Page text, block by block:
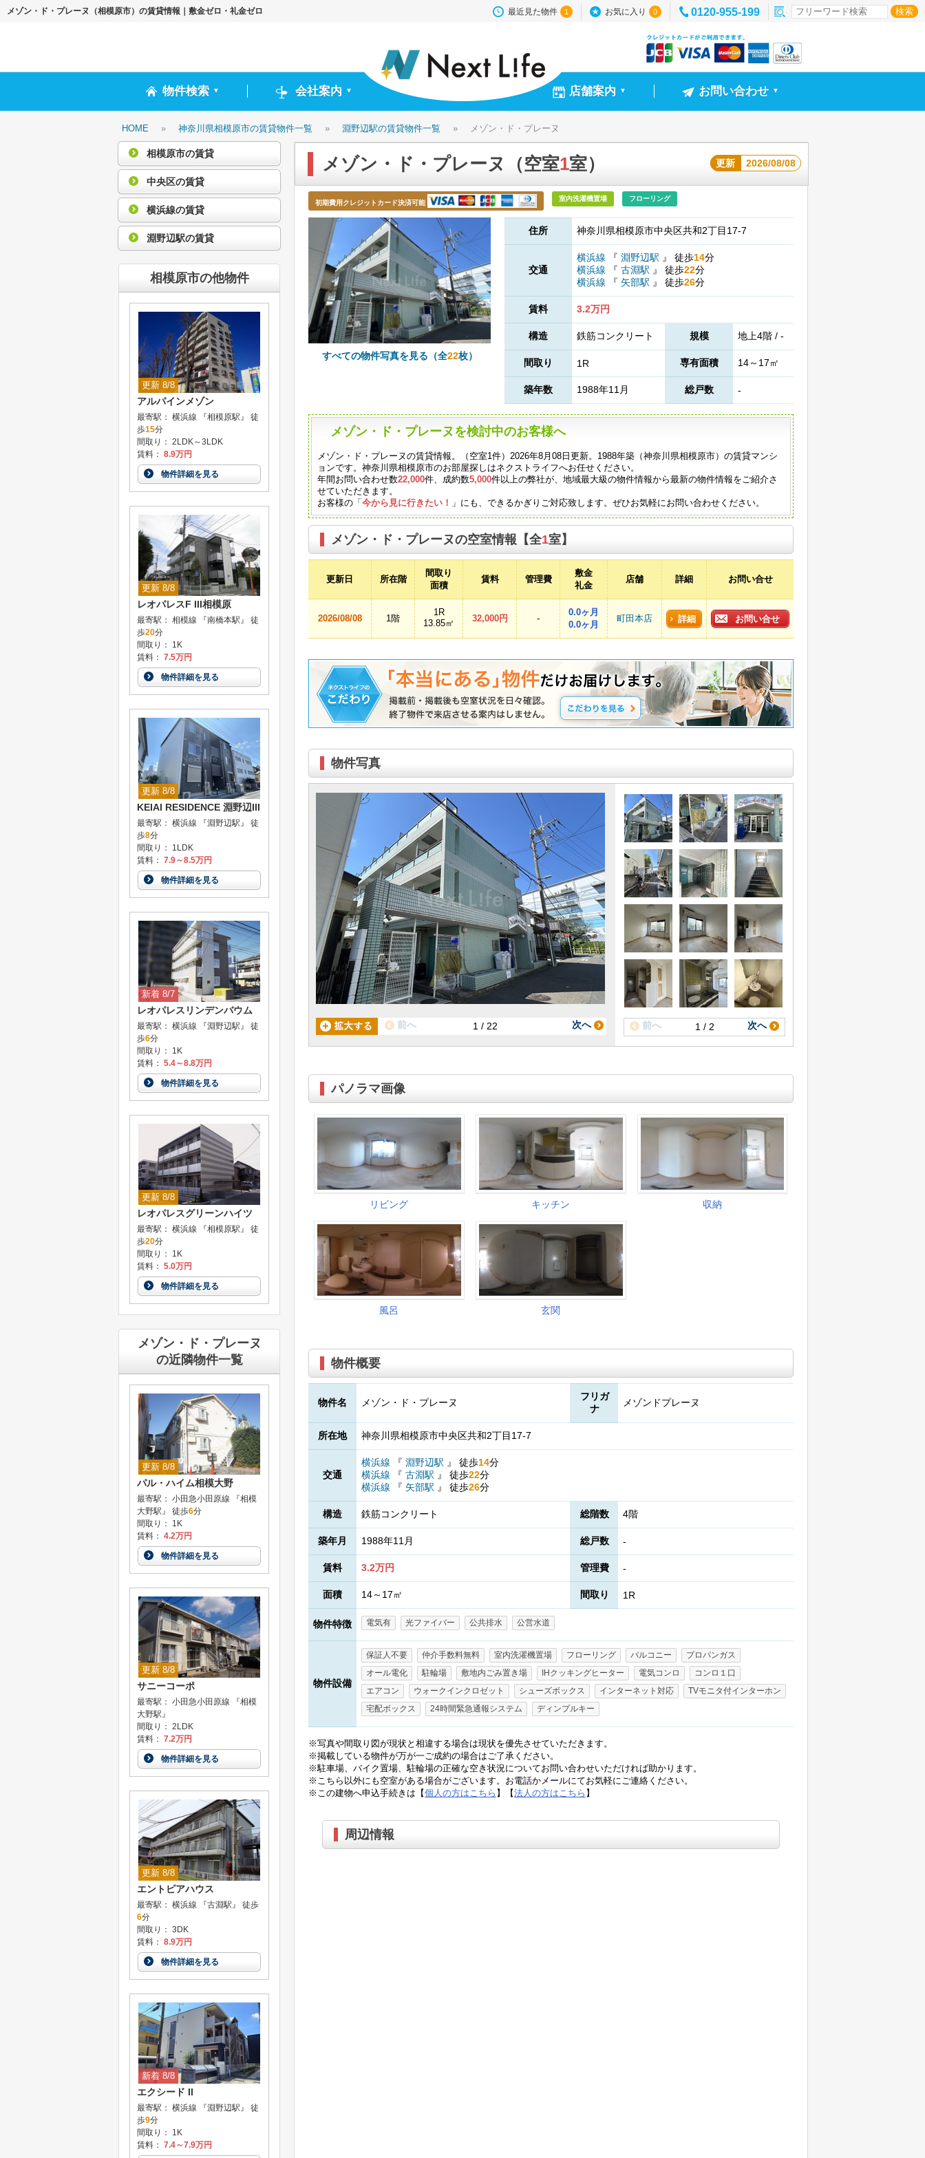
メゾン・ド・プレーヌ（相模原市）の賃貸情報｜敷金ゼロ・礼金ゼロ 最近見た物件 1 お気に入り 0 0120-955-199
物件検索 ▼ 会社案内 ▼ 店舗案内 ▼ お問い合わせ ▼
HOME » 神奈川県相模原市の賃貸物件一覧 » 淵野辺駅の賃貸物件一覧 » メゾン・ド・プレーヌ
メゾン・ド・プレーヌ（空室1室） 更新 2026/08/08
初期費用クレジットカード決済可能
室内洗濯機置場 フローリング
すべての物件写真を見る（全22枚）
住所 神奈川県相模原市中央区共和2丁目17-7
交通
横浜線 『 淵野辺駅 』 徒歩14分
横浜線
『 古淵駅 』 徒歩22分
横浜線
『 矢部駅 』 徒歩26分
賃料 3.2万円
構造 鉄筋コンクリート 規模 地上4階 / -
間取り 1R 専有面積 14～17㎡
築年数 1988年11月 総戸数 -
メゾン・ド・プレーヌを検討中のお客様へ
メゾン・ド・プレーヌの賃貸情報。（空室1件）2026年8月08日更新。1988年築（神奈川県相模原市）の賃貸マンシ
ョンです。神奈川県相模原市のお部屋探しはネクストライフへお任せください。
年間お問い合わせ数22,000件、成約数5,000件以上の弊社が、地域最大級の物件情報から最新の物件情報をご紹介さ
せていただきます。
お客様の「今から見に行きたい！ 」にも、できるかぎりご対応致します。ぜひお気軽にお問い合わせください。
メゾン・ド・プレーヌの空室情報【全1室】
更新日 所在階
間取り
面積
賃料 管理費
敷金
礼金
店舗 詳細 お問い合せ
2026/08/08 1階
1R
13.85㎡
32,000円 -
0.0ヶ月
0.0ヶ月
町田本店 詳細 お問い合せ
物件写真
1 / 22
前へ 次へ 1 / 2
前へ 次へ
パノラマ画像
物件概要
物件名 メゾン・ド・プレーヌ
フリガ
ナ
メゾンドプレーヌ
所在地 神奈川県相模原市中央区共和2丁目17-7
交通
横浜線 『 淵野辺駅 』 徒歩14分
横浜線
『 古淵駅 』 徒歩22分
横浜線
『 矢部駅 』 徒歩26分
構造 鉄筋コンクリート 総階数 4階
築年月 1988年11月 総戸数 -
賃料 3.2万円 管理費 -
面積 14～17㎡ 間取り 1R
物件特徴 電気有 光ファイバー 公共排水 公営水道
物件設備
保証人不要 仲介手数料無料 室内洗濯機置場 フローリング バルコニー
プロパンガス
オール電化
駐輪場 敷地内ごみ置き場 IHクッキングヒーター 電気コンロ
コンロ１口
エアコン
ウォークインクロゼット シューズボックス インターネット対応
TVモニタ付インターホン
宅配ボックス
24時間緊急通報システム ディンプルキー
※写真や間取り図が現状と相違する場合は現状を優先させていただきます。
※掲載している物件が万が一ご成約の場合はご了承ください。
※駐車場、バイク置場、駐輪場の正確な空き状況についてお問い合わせいただければ助かります。
※こちら以外にも空室がある場合がございます。お電話かメールにてお気軽にご連絡ください。
※この建物へ申込手続きは【個人の方はこちら 】【法人の方はこちら 】
周辺情報
相模原市の賃貸
中央区の賃貸
横浜線の賃貸
淵野辺駅の賃貸
相模原市の他物件
更新 8/8
アルパインメゾン
最寄駅： 横浜線 『相模原駅』 徒
歩15分
間取り： 2LDK～3LDK
賃料： 8.9万円
物件詳細を見る
更新 8/8
レオパレスF III相模原
最寄駅： 相模線 『南橋本駅』 徒
歩20分
間取り： 1K
賃料： 7.5万円
物件詳細を見る
更新 8/8
KEIAI RESIDENCE 淵野辺III
最寄駅： 横浜線 『淵野辺駅』 徒
歩8分
間取り： 1LDK
賃料： 7.9～8.5万円
物件詳細を見る
新着 8/7
レオパレスリンデンバウム
最寄駅： 横浜線 『淵野辺駅』 徒
歩6分
間取り： 1K
賃料： 5.4～8.8万円
物件詳細を見る
更新 8/8
レオパレスグリーンハイツ
最寄駅： 横浜線 『相模原駅』 徒
歩20分
間取り： 1K
賃料： 5.0万円
物件詳細を見る
メゾン・ド・プレーヌ
の近隣物件一覧
更新 8/8
パル・ハイム相模大野
最寄駅： 小田急小田原線 『相模
大野駅』 徒歩6分
間取り： 1K
賃料： 4.2万円
物件詳細を見る
更新 8/8
サニーコーポ
最寄駅： 小田急小田原線 『相模
大野駅』
間取り： 2LDK
賃料： 7.2万円
物件詳細を見る
更新 8/8
エントピアハウス
最寄駅： 横浜線 『古淵駅』 徒歩
6分
間取り： 3DK
賃料： 8.9万円
物件詳細を見る
新着 8/8
エクシード II
最寄駅： 横浜線 『淵野辺駅』 徒
歩9分
間取り： 1K
賃料： 7.4～7.9万円